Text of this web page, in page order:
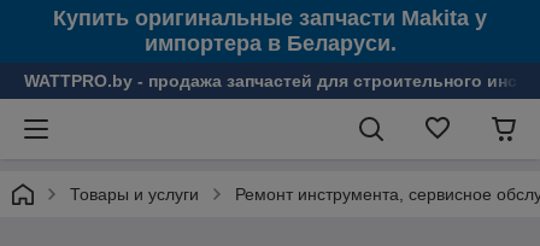
Купить оригинальные запчасти Makita у
импортера в Беларуси.
WATTPRO.by - продажа запчастей для строительного
Товары и услуги Ремонт инструмента, сервисное